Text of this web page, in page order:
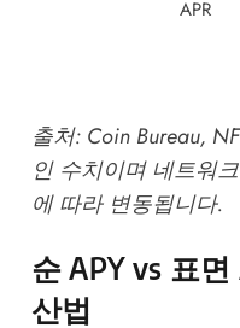
APR
출처: Coin Bureau,
인 수치이며 네트워
에 따라 변동됩니다.
순 APY vs 표
산법